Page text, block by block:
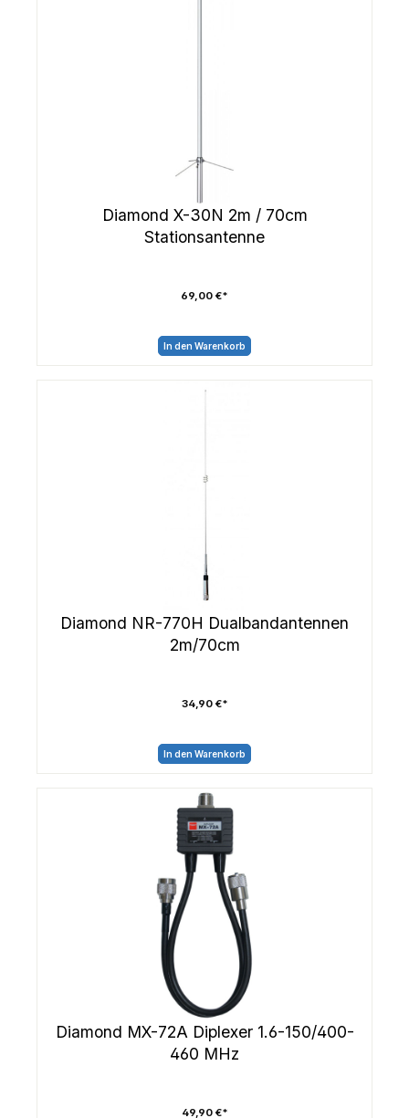
Diamond X-30N 2m / 70cm
Stationsantenne
69,00 €*
In den Warenkorb
Diamond NR-770H Dualbandantennen
2m/70cm
34,90 €*
In den Warenkorb
Diamond MX-72A Diplexer 1.6-150/400-
460 MHz
49,90 €*